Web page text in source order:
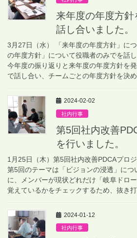
来年度の年度方
話し合いました。
3月27日（水） 「来年度の年度方針」に
の年度方針」について役職者のみでを話
今年度の振り返りと来年度の年度方針を
で話し合い、チームごとの年度方針を決
2024-02-02
社内行事
第5回社内改善
を行いました。
1月25日（木）第5回社内改善PDCAプロ
第5回のテーマは「ビジョンの浸透」につ
に、メンバーが現状どれだけ「岐阜ドロ
覚えているかをチェックするため、抜き
2024-01-12
社内行事